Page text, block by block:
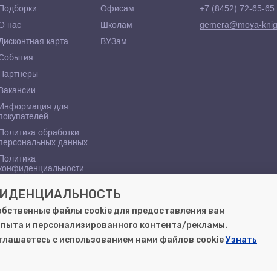
нас
карта
для
обработки
данных
Офисам
Школам
ВУЗам
+7 (8452) 72-65-65
gemera@moya-
Саратове
файлы cookie для предоставления вам
и персонализированного контента/рекламы.
с использованием нами файлов cookieУзнать